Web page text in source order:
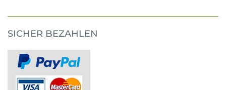
SICHER BEZAHLEN